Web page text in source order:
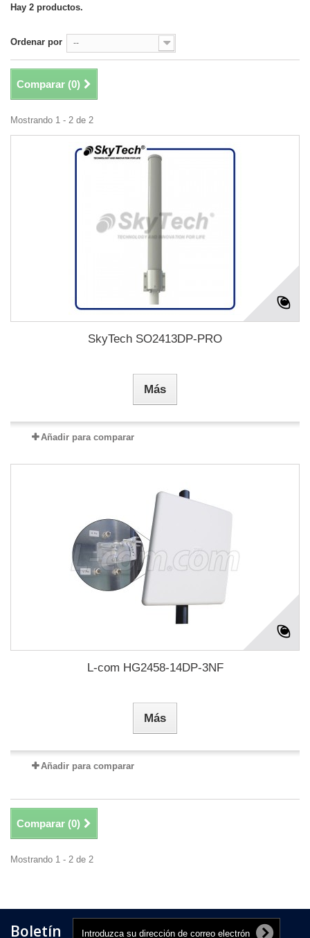
Hay 2 productos.
Ordenar por --
Comparar (0)
Mostrando 1 - 2 de 2
SkyTech SO2413DP-PRO
Más
Añadir para comparar
L-com HG2458-14DP-3NF
Más
Añadir para comparar
Comparar (0)
Mostrando 1 - 2 de 2
Boletín